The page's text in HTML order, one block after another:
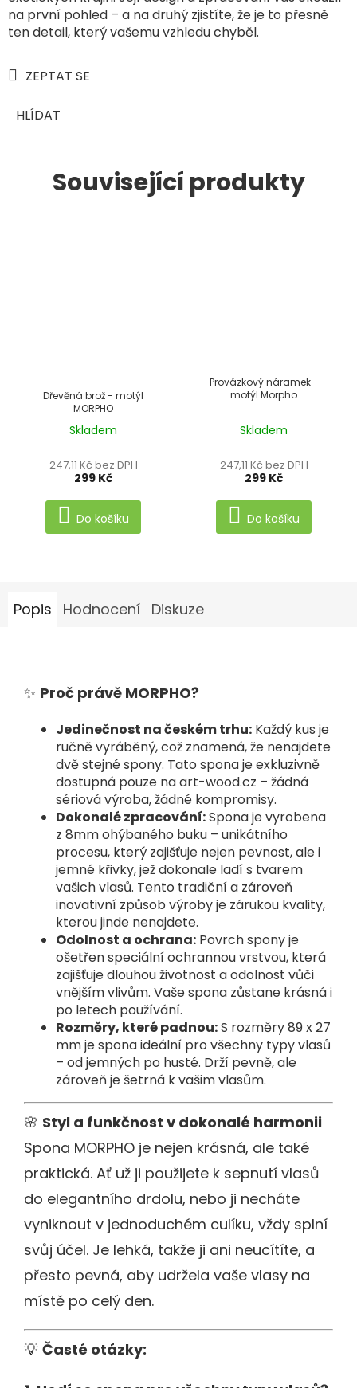
na první pohled – a na druhý zjistíte, že je to přesně
ten detail, který vašemu vzhledu chyběl.
ZEPTAT SE
HLÍDAT
Související produkty
Dřevěná brož - motýl
MORPHO
Průměrné
produktu
Skladem
247,11 Kč bez DPH
299 Kč
Do košíku
Provázkový náramek -
motýl Morpho
Skladem
247,11 Kč bez DPH
299 Kč
Do košíku
Popis Hodnocení Diskuze
✨ Proč právě MORPHO?
Jedinečnost na českém trhu: Každý kus je
ručně vyráběný, což znamená, že nenajdete
dvě stejné spony. Tato spona je exkluzivně
dostupná pouze na art-wood.cz – žádná
sériová výroba, žádné kompromisy.
Dokonalé zpracování:Spona je vyrobena
z 8mm ohýbaného buku – unikátního
procesu, který zajišťuje nejen pevnost, ale i
jemné křivky, jež dokonale ladí s tvarem
vašich vlasů. Tento tradiční a zároveň
inovativní způsob výroby je zárukou kvality,
kterou jinde nenajdete.
Odolnost a ochrana: Povrch spony je
ošetřen speciální ochrannou vrstvou, která
zajišťuje dlouhou životnost a odolnost vůči
vnějším vlivům. Vaše spona zůstane krásná i
po letech používání.
Rozměry, které padnou:S rozměry 89 x 27
mm je spona ideální pro všechny typy vlasů
– od jemných po husté. Drží pevně, ale
zároveň je šetrná k vašim vlasům.
🌸 Styl a funkčnost v dokonalé harmonii
Spona MORPHO je nejen krásná, ale také
praktická. Ať už ji použijete k sepnutí vlasů
do elegantního drdolu, nebo ji necháte
vyniknout v jednoduchém culíku, vždy splní
svůj účel. Je lehká, takže ji ani neucítíte, a
přesto pevná, aby udržela vaše vlasy na
místě po celý den.
💡 Časté otázky: